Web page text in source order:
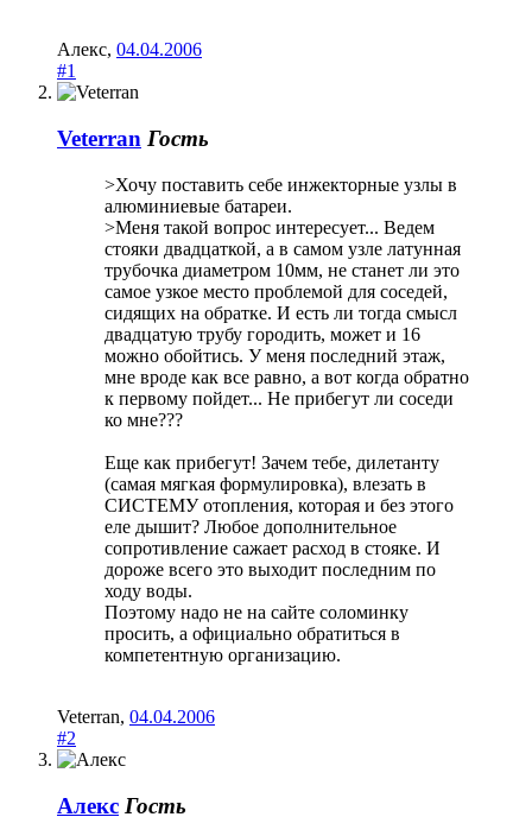
Алекс, 04.04.2006
#1
Veterran Гость
>Хочу поставить себе инжекторные узлы в
алюминиевые батареи.
>Меня такой вопрос интересует... Ведем
стояки двадцаткой, а в самом узле латунная
трубочка диаметром 10мм, не станет ли это
самое узкое место проблемой для соседей,
сидящих на обратке. И есть ли тогда смысл
двадцатую трубу городить, может и 16
можно обойтись. У меня последний этаж,
мне вроде как все равно, а вот когда обратно
к первому пойдет... Не прибегут ли соседи
ко мне???
Еще как прибегут! Зачем тебе, дилетанту
(самая мягкая формулировка), влезать в
СИСТЕМУ отопления, которая и без этого
еле дышит? Любое дополнительное
сопротивление сажает расход в стояке. И
дороже всего это выходит последним по
ходу воды.
Поэтому надо не на сайте соломинку
просить, а официально обратиться в
компетентную организацию.
Veterran, 04.04.2006
#2
Алекс Гость